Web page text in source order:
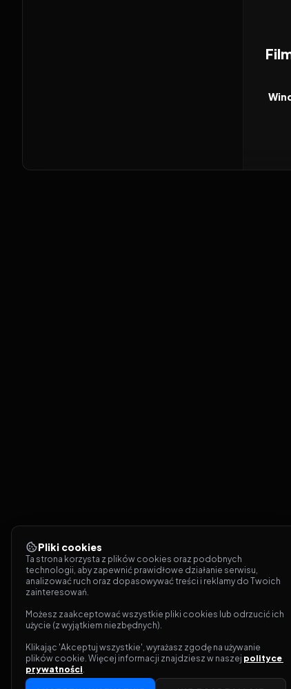
Pliki cookies
Ta strona korzysta z plików cookies oraz podobnych
technologii, aby zapewnić prawidłowe działanie serwisu,
analizować ruch oraz dopasowywać treści i reklamy do Twoich
zainteresowań.
Możesz zaakceptować wszystkie pliki cookies lub odrzucić ich
użycie (z wyjątkiem niezbędnych).
Klikając 'Akceptuj wszystkie', wyrażasz zgodę na używanie
plików cookie. Więcej informacji znajdziesz w naszej polityce
prywatności.